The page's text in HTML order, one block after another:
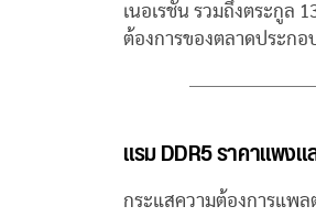
เนอเรชัน รวมถึงตระกูล
ต้องการของตลาดประกอ
แรม DDR5 ราคาแพง
กระแสความต้องการแพ